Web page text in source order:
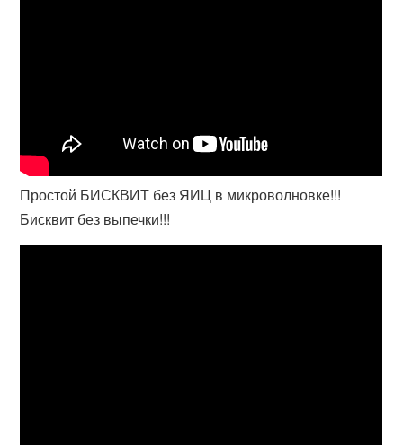
Простой БИСКВИТ без ЯИЦ в микроволновке!!!
Бисквит без выпечки!!!